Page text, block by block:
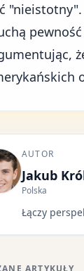
"nieistotny".
AUTOR
Jakub
Polska
Łączy
ARTYKUŁY